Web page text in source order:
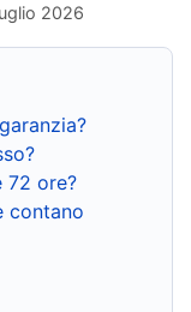
2026
72 ore?
contano